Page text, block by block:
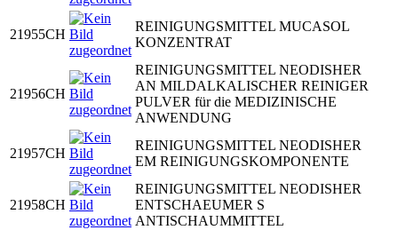
21955CH
REINIGUNGSMITTEL MUCASOL
KONZENTRAT
21956CH
REINIGUNGSMITTEL NEODISHER
AN MILDALKALISCHER REINIGER
PULVER für die MEDIZINISCHE
ANWENDUNG
21957CH
REINIGUNGSMITTEL NEODISHER
EM REINIGUNGSKOMPONENTE
21958CH
REINIGUNGSMITTEL NEODISHER
ENTSCHAEUMER S
ANTISCHAUMMITTEL